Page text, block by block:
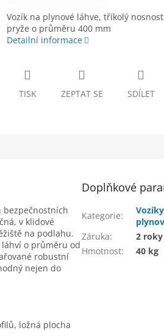
Vozík na plynové láhve, tříkolý
pryže o průměru 400 mm
Detailní informace
TISK ZEPTAT SE SDÍLET
bezpečnostních
v klidové
na podlahu.
láhví o průměru od
robustní
nejen do
ložná plocha
Doplňkové
Kategorie:
Záruka:
2 roky
Hmotnost: 40 kg